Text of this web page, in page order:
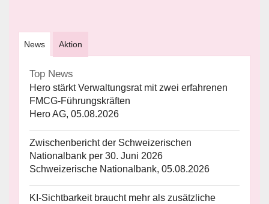
News Aktion
Top News
Hero stärkt Verwaltungsrat mit zwei erfahrenen
FMCG-Führungskräften
Hero AG, 05.08.2026
Zwischenbericht der Schweizerischen
Nationalbank per 30. Juni 2026
Schweizerische Nationalbank, 05.08.2026
KI-Sichtbarkeit braucht mehr als zusätzliche